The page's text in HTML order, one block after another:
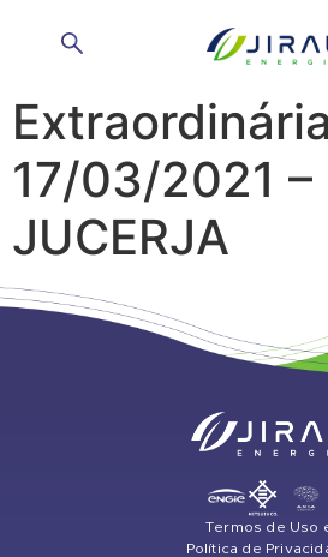
Ata
Extraordinária
17/03/2021 –
JUCERJA
Termos de Uso
Política de